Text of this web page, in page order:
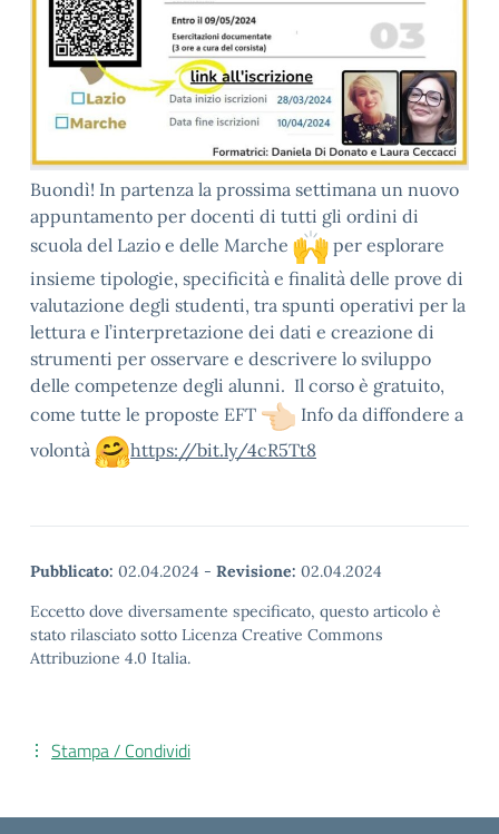
Buondì! In partenza la prossima settimana un nuovo
appuntamento per docenti di tutti gli ordini di
scuola del Lazio e delle Marche
per esplorare
insieme tipologie, specificità e finalità delle prove di
valutazione degli studenti, tra spunti operativi per la
lettura e l’interpretazione dei dati e creazione di
strumenti per osservare e descrivere lo sviluppo
delle competenze degli alunni. Il corso è gratuito,
come tutte le proposte EFT
Info da diffondere a
volontà
https://bit.ly/4cR5Tt8
Pubblicato: 02.04.2024 - Revisione: 02.04.2024
Eccetto dove diversamente specificato, questo articolo è
stato rilasciato sotto Licenza Creative Commons
Attribuzione 4.0 Italia.
Stampa / Condividi